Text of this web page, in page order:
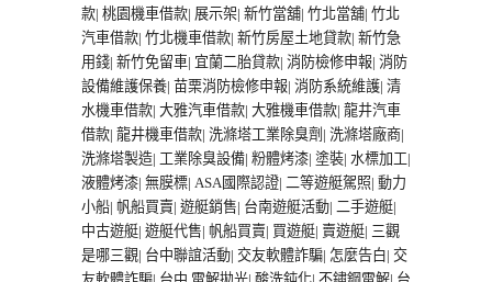
款| 桃園機車借款| 展示架| 新竹當舖| 竹北當舖| 竹北
汽車借款| 竹北機車借款| 新竹房屋土地貸款| 新竹急
用錢| 新竹免留車| 宜蘭二胎貸款| 消防檢修申報| 消防
設備維護保養| 苗栗消防檢修申報| 消防系統維護| 清
水機車借款| 大雅汽車借款| 大雅機車借款| 龍井汽車
借款| 龍井機車借款| 洗滌塔工業除臭劑 | 洗滌塔廠商|
洗滌塔製造| 工業除臭設備| 粉體烤漆| 塗裝| 水標加工|
液體烤漆| 無膜標| ASA國際認證| 二等遊艇駕照| 動力
小船| 帆船買賣| 遊艇銷售| 台南遊艇活動| 二手遊艇|
中古遊艇| 遊艇代售| 帆船買賣| 買遊艇| 賣遊艇| 三觀
是哪三觀| 台中聯誼活動| 交友軟體詐騙| 怎麼告白| 交